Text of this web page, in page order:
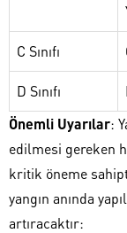
C Sınıfı
D Sınıfı
Önemli Uyarılar:
edilmesi gereken
kritik öneme
yangın anında
artıracaktır: